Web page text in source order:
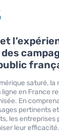
saturé, la
en France
En
pertinents
les entreprises
leur efficacité.